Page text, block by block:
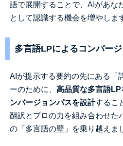
語で展開することで、AIがあな
として認識する機会を増やしま
多言語LPによるコンバー
AIが提示する要約の先にある「
ーのために、 高品質な多言語
ンバージョンパスを設計するこ
翻訳とプロの力を組み合わせた
の「多言語の壁」を乗り越えま